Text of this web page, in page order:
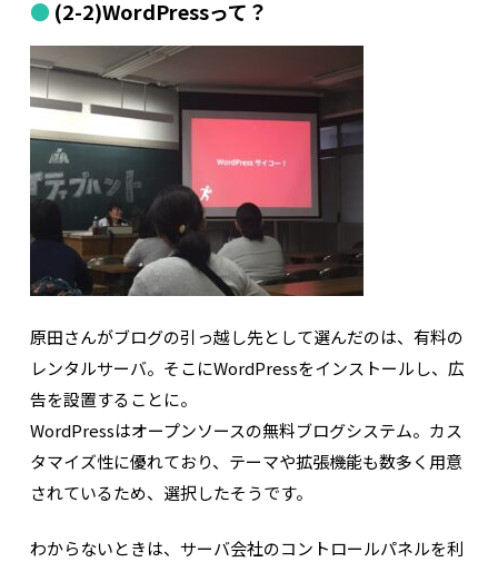
(2-2)WordPressって？
原田さんがブログの引っ越し先として選んだのは、有料の
レンタルサーバ。そこにWordPressをインストールし、広
告を設置することに。
WordPressはオープンソースの無料ブログシステム。カス
タマイズ性に優れており、テーマや拡張機能も数多く用意
されているため、選択したそうです。
わからないときは、サーバ会社のコントロールパネルを利